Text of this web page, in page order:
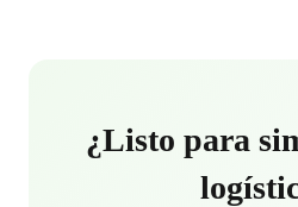
¿Listo para